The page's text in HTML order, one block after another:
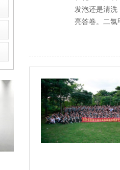
发泡还是清洗
亮答卷。二